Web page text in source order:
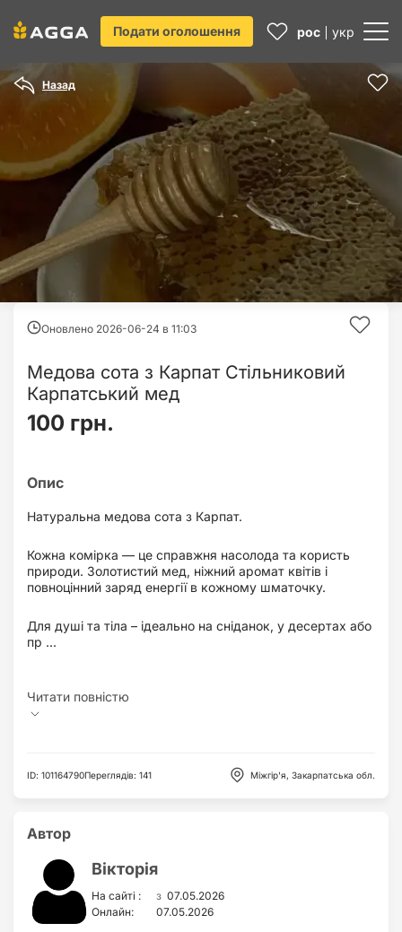
Подати оголошення рос укр
Назад
Оновлено 2026-06-24 в 11:03
Медова сота з Карпат Стільниковий
Карпатський мед
100 грн.
Натуральна медова сота з Карпат.
Кожна комірка — це справжня насолода та користь
природи. Золотистий мед, ніжний аромат квітів і
повноцінний заряд енергії в кожному шматочку.
Для душі та тіла – ідеально на сніданок, у десертах або
пр ...
ID: 101164790Переглядів: 141 Міжгір'я, Закарпатська обл.
Автор
Вікторія
На сайті : з 07.05.2026
Онлайн:
07.05.2026